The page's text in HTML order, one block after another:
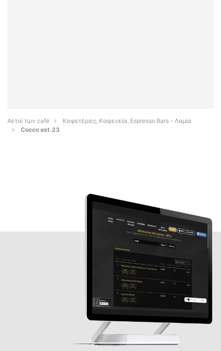
Αετοί των café
Καφετέριες, Καφενεία, Espresso Bars - Λαμία
Cocco est.23